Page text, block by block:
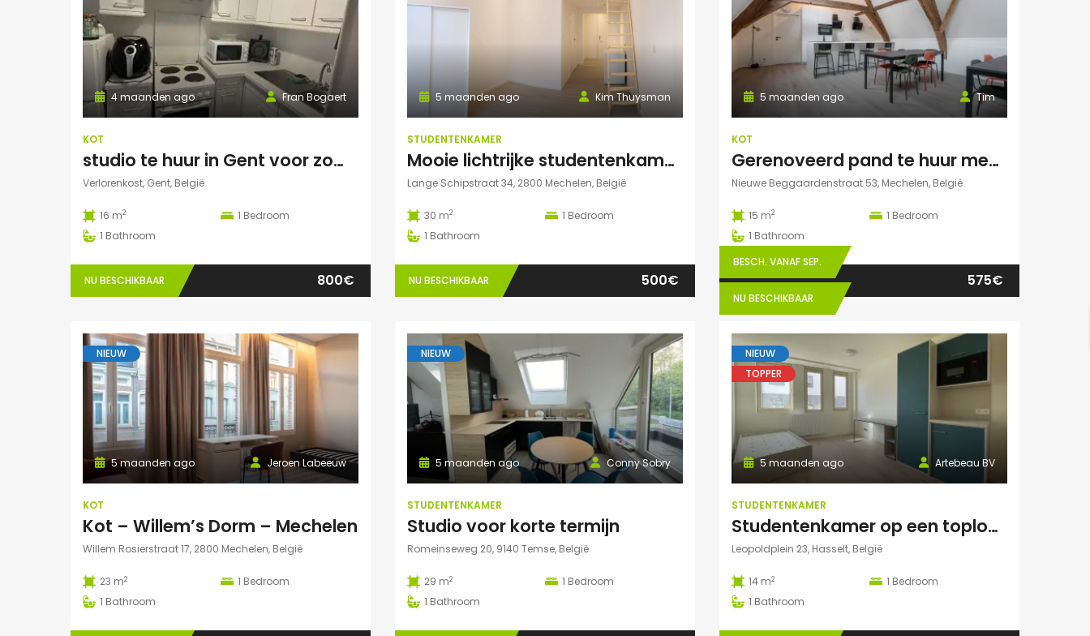
Fran Bogaert
4 maanden ago
KOT
studio te huur in Gent voor zomermaanden
Verlorenkost, Gent, België
16 m2 1 Bedroom
1 Bathroom
NU BESCHIKBAAR 800€
Kim Thuysman
5 maanden ago
STUDENTENKAMER
Mooie lichtrijke studentenkamer in hartje Mechelen! (te huur t.e.m. 31 augustus)
Lange Schipstraat 34, 2800 Mechelen, België
30 m2 1 Bedroom
1 Bathroom
NU BESCHIKBAAR 500€
Tim
5 maanden ago
KOT
Gerenoveerd pand te huur mechelen Nieuwe Beggaardenstr
Nieuwe Beggaardenstraat 53, Mechelen, België
15 m2 1 Bedroom
1 Bathroom
BESCH. VANAF SEP.
NU BESCHIKBAAR
575€
NIEUW
Jeroen Labeeuw
5 maanden ago
KOT
Kot – Willem’s Dorm – Mechelen
Willem Rosierstraat 17, 2800 Mechelen, België
23 m2 1 Bedroom
1 Bathroom
NIEUW
Conny Sobry
5 maanden ago
STUDENTENKAMER
Studio voor korte termijn
Romeinseweg 20, 9140 Temse, België
29 m2 1 Bedroom
1 Bathroom
NIEUW
TOPPER
Artebeau BV
5 maanden ago
STUDENTENKAMER
Studentenkamer op een toplocatie te Hasselt
Leopoldplein 23, Hasselt, België
14 m2 1 Bedroom
1 Bathroom